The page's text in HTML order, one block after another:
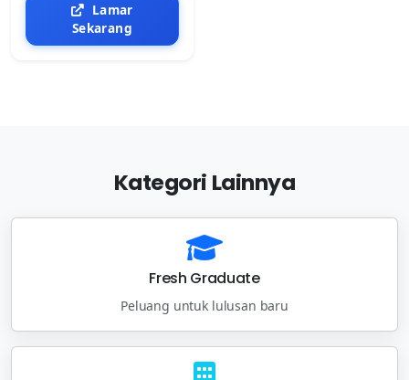
Lamar
Sekarang
Kategori Lainnya
Fresh Graduate
Peluang untuk lulusan baru